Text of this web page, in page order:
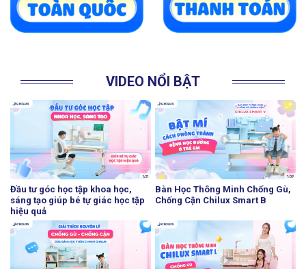
VIDEO NỔI BẬT
Đầu tư góc học tập khoa học,
sáng tạo giúp bé tự giác học tập
hiệu quả
Bàn Học Thông Minh Chống Gù,
Chống Cận Chilux Smart B